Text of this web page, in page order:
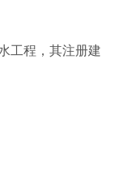
工程，其注册建